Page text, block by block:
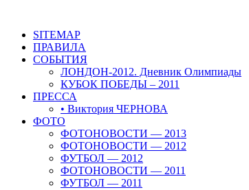
SITEMAP
ПРАВИЛА
СОБЫТИЯ
ЛОНДОН-2012. Дневник Олимпиады
КУБОК ПОБЕДЫ – 2011
ПРЕССА
• Виктория ЧЕРНОВА
ФОТО
ФОТОНОВОСТИ — 2013
ФОТОНОВОСТИ — 2012
ФУТБОЛ — 2012
ФОТОНОВОСТИ — 2011
ФУТБОЛ — 2011